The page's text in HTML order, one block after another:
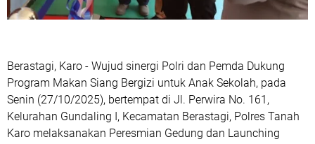
Berastagi, Karo - Wujud sinergi Polri dan Pemda Dukung
Program Makan Siang Bergizi untuk Anak Sekolah, pada
Senin (27/10/2025), bertempat di Jl. Perwira No. 161,
Kelurahan Gundaling I, Kecamatan Berastagi, Polres Tanah
Karo melaksanakan Peresmian Gedung dan Launching